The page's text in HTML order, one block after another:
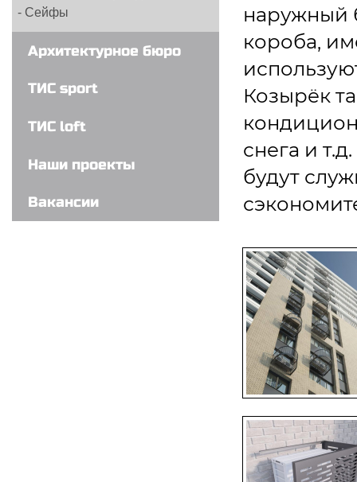
наружный
короба,
Козырёк
снега и
будут
- Сейфы
Архитектурное бюро
ТИС sport
ТИС loft
Наши проекты
Вакансии